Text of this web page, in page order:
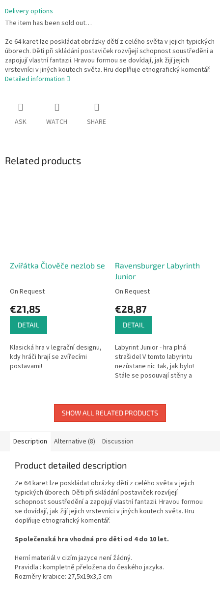
Delivery options
The item has been sold out…
Ze 64 karet lze poskládat obrázky dětí z celého světa v jejich typických
úborech. Děti při skládání postaviček rozvíjejí schopnost soustředění a
zapojují vlastní fantazii. Hravou formou se dovídají, jak žijí jejich
vrstevníci v jiných koutech světa. Hru doplňuje etnografický komentář.
Detailed information
ASK WATCH SHARE
Related products
Zvířátka Člověče nezlob se
On Request
€21,85
DETAIL
Klasická hra v legrační designu,
kdy hráči hrají se zvířecími
postavami!
Ravensburger Labyrinth
Junior
On Request
€28,87
DETAIL
Labyrint Junior - hra plná
strašidel V tomto labyrintu
nezůstane nic tak, jak bylo!
Stále se posouvají stěny a
SHOW ALL RELATED PRODUCTS
Description Alternative (8) Discussion
Product detailed description
Ze 64 karet lze poskládat obrázky dětí z celého světa v jejich
typických úborech. Děti při skládání postaviček rozvíjejí
schopnost soustředění a zapojují vlastní fantazii. Hravou formou
se dovídají, jak žijí jejich vrstevníci v jiných koutech světa. Hru
doplňuje etnografický komentář.
Společenská hra vhodná pro děti od 4 do 10 let.
Herní materiál v cizím jazyce není žádný.
Pravidla : kompletně přeložena do českého jazyka.
Rozměry krabice: 27,5x19x3,5 cm